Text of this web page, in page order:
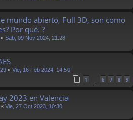
mundo abierto, Full 3D, son como
Por qué. ?
« Sab, 09 Nov 2024, 21:28
« Vie, 16 Feb 2024, 14:50
1 6 7 8 9
2023 en Valencia
« Vie, 27 Oct 2023, 10:30